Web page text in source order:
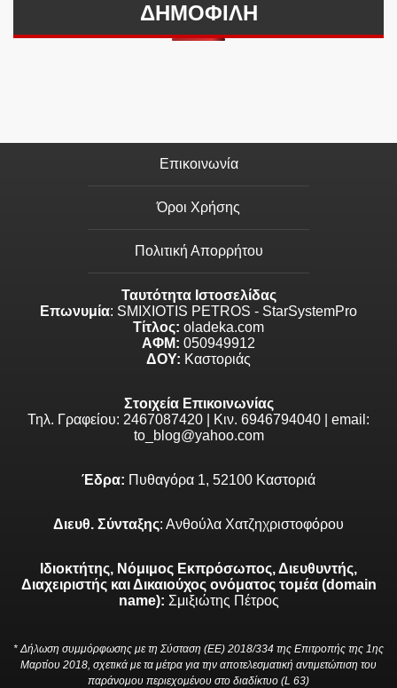
ΔΗΜΟΦΙΛΗ
Επικοινωνία
Όροι Χρήσης
Πολιτική Απορρήτου
Ταυτότητα Ιστοσελίδας
Επωνυμία: SMIXIOTIS PETROS - StarSystemPro
Τίτλος: oladeka.com
ΑΦΜ: 050949912
ΔΟΥ: Καστοριάς
Στοιχεία Επικοινωνίας
Τηλ. Γραφείου: 2467087420 | Κιν. 6946794040 | email:
to_blog@yahoo.com
Έδρα: Πυθαγόρα 1, 52100 Καστοριά
Διευθ. Σύνταξης: Ανθούλα Χατζηχριστοφόρου
Ιδιοκτήτης, Νόμιμος Εκπρόσωπος, Διευθυντής,
Διαχειριστής και Δικαιούχος ονόματος τομέα (domain
name): Σμιξιώτης Πέτρος
* Δήλωση συμμόρφωσης με τη Σύσταση (ΕΕ) 2018/334 της Επιτροπής της 1ης
Μαρτίου 2018, σχετικά με τα μέτρα για την αποτελεσματική αντιμετώπιση του
παράνομου περιεχομένου στο διαδίκτυο (L 63)